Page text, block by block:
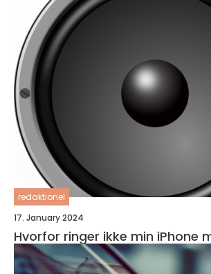
redaktionel
17. January 2024
Hvorfor ringer ikke min iPhone